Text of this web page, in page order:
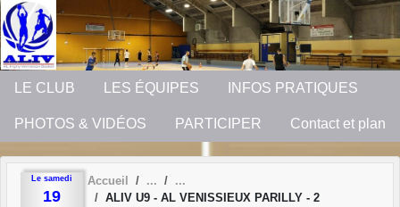
LE CLUB LES ÉQUIPES INFOS PRATIQUES
PHOTOS & VIDÉOS PARTICIPER Contact et plan
Le samedi
19
Accueil
ALIV U9 - AL VENISSIEUX PARILLY - 2
Panneau de gestion des cookies